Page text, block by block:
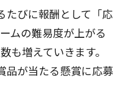
たびに報酬として「応
ムの難易度が上がる
も増えていきます。
品が当たる懸賞に応募